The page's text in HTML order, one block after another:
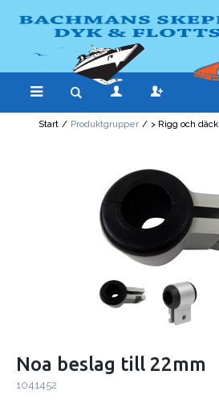
Start / Produktgrupper / > Rigg och däck
Noa beslag till 22mm
1041452